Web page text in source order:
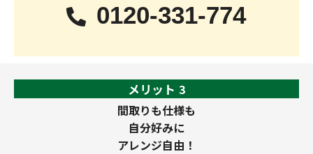
0120-331-774
メリット 3
間取りも仕様も
自分好みに
アレンジ自由！